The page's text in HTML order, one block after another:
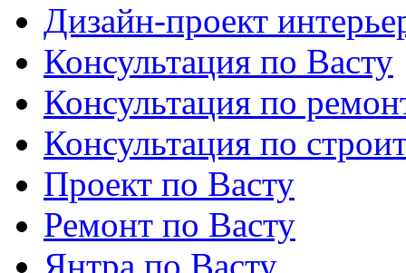
Дизайн-проект
Консультация по Васту
Консультация по
Консультация по
Проект по Васту
Ремонт по Васту